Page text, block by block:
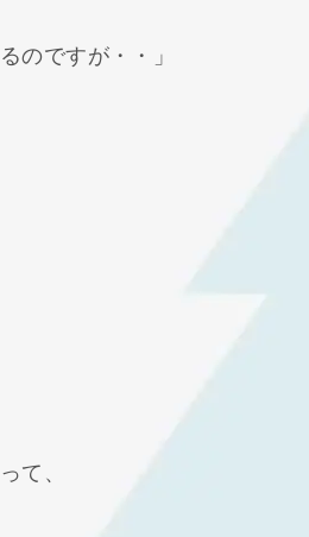
のですが・・」
て、